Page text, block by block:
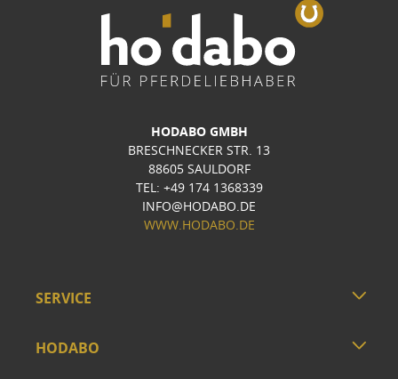
HODABO GMBH
BRESCHNECKER STR. 13
88605 SAULDORF
TEL: +49 174 1368339
INFO@HODABO.DE
WWW.HODABO.DE
SERVICE
HODABO